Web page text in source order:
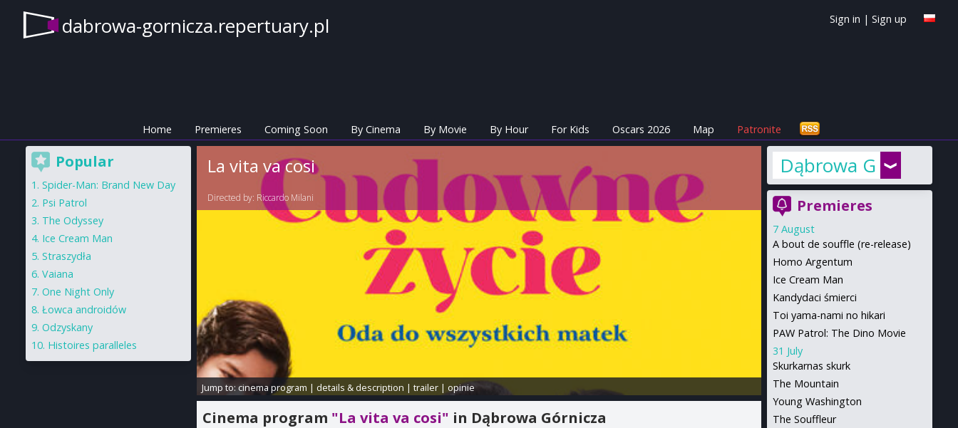
dabrowa-gornicza.repertuary.pl Sign in | Sign up
Home Premieres Coming Soon By Cinema By Movie By Hour For Kids Oscars 2026 Map Patronite
La vita va cosi
Directed by: Riccardo Milani
Jump to: cinema program | details & description | trailer| opinie
Cinema program "La vita va cosi" in Dąbrowa Górnicza
Dąbrowa Górnicza
Premieres
7 August
A bout de souffle (re-release)
Homo Argentum
Ice Cream Man
Kandydaci śmierci
Toi yama-nami no hikari
PAW Patrol: The Dino Movie
31 July
Skurkarnas skurk
The Mountain
Young Washington
The Souffleur
Popular
Spider-Man: Brand New Day
Psi Patrol
The Odyssey
Ice Cream Man
Straszydła
Vaiana
One Night Only
Łowca androidów
Odzyskany
Histoires paralleles